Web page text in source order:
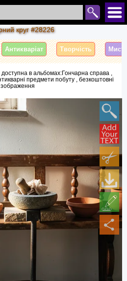
круг #28226
Антикваріат Творчість
в альбомах:Гончарна справа ,
предмети побуту , безкоштовні
зображення